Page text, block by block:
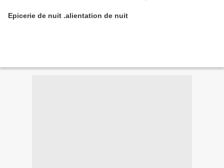
Epicerie de nuit .alientation de nuit